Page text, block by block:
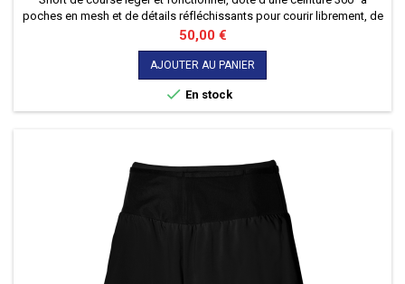
poches en mesh et de détails réfléchissants pour courir librement, de
jour comme de nuit.
Prix
50,00 €
AJOUTER AU PANIER
 En stock